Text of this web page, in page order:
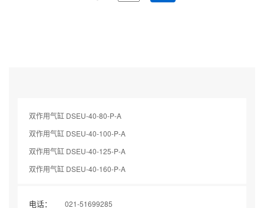
双作用气缸 DSEU-40-80-P-A
双作用气缸 DSEU-40-100-P-A
双作用气缸 DSEU-40-125-P-A
双作用气缸 DSEU-40-160-P-A
电话： 021-51699285